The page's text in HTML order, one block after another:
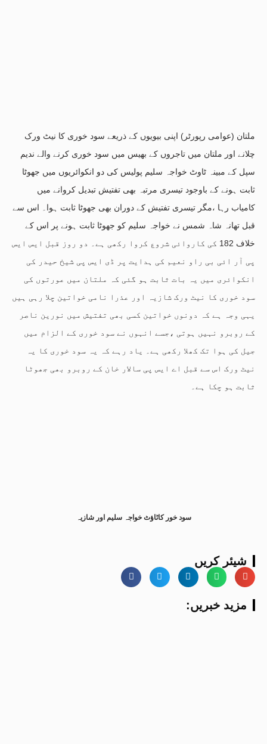
ملتان (عوامی رپورٹر) اپنی بیویوں کے ذریعے سود خوری کا نیٹ ورک
چلانے اور ملتان میں تاجروں کے بھیس میں سود خوری کرنے والے ندیم
سپل کے مبینہ ٹاوٹ خواجہ سلیم پولیس کی دو انکوائریوں میں جھوٹا
ثابت ہونے کے باوجود تیسری مرتبہ بھی تفتیش تبدیل کروانے میں
کامیاب رہا ،مگر تیسری تفتیش کے دوران بھی جھوٹا ثابت ہوا۔ اس سے
قبل تھانہ شاہ شمس نے خواجہ سلیم کو جھوٹا ثابت ہونے پر اس کے
خلاف 182 کی کاروائی شروع کروا رکھی ہے۔ دو روز قبل ایس ایس
پی آر ائی بی راو نعیم کی ہدایت پر ڈی ایس پی شیخ حیدر کی
انکوائری میں یہ بات ثابت ہو گئی کہ ملتان میں عورتوں کی
سود خوری کا نیٹ ورک شازیہ اور عذرا نامی خواتین چلا رہی ہیں
یہی وجہ ہے کہ دونوں خواتین کسی بھی تفتیش میں نورین ناصر
کے روبرو نہیں ہوتی ،جسے انہوں نے سود خوری کے الزام میں
جیل کی ہوا تک کھلا رکھی ہے۔ یاد رہے کہ یہ سود خوری کا یہ
نیٹ ورک اس سے قبل اے ایس پی سالار خان کے روبرو بھی جھوٹا
ثابت ہو چکا ہے۔
سود خور کاٹاؤٹ خواجہ سلیم اور شازیہ
شیئر کریں
:مزید خبریں